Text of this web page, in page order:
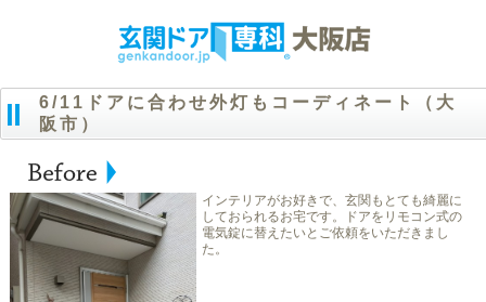
6/11ドアに合わせ外灯もコーディネート（大
阪市）
インテリアがお好きで、玄関もとても綺麗に
しておられるお宅です。ドアをリモコン式の
電気錠に替えたいとご依頼をいただきまし
た。